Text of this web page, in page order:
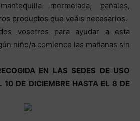
mermelada, pañales,
productos que veáis necesarios.
vosotros para ayudar a esta
niño/a comience las mañanas sin
EN LAS SEDES DE USO
10 DE DICIEMBRE HASTA EL 8 DE